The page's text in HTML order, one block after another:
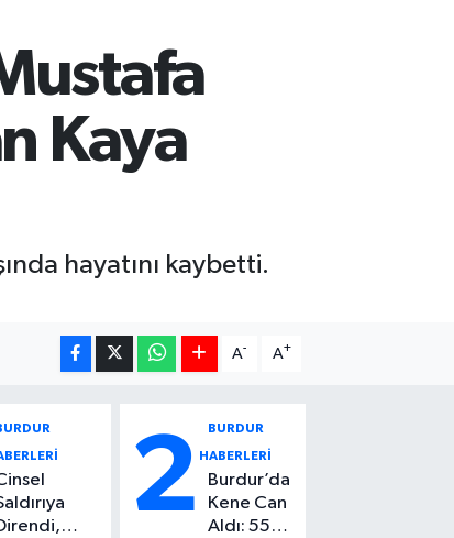
Kaya
hayatını kaybetti.
A- A+
2 BURDUR
HABERLERİ
Burdur’da
Kene Can
Aldı: 55